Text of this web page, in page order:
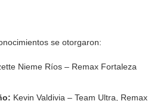
se otorgaron:
Nieme Ríos – Remax Fortaleza
Kevin Valdivia – Team Ultra, Remax